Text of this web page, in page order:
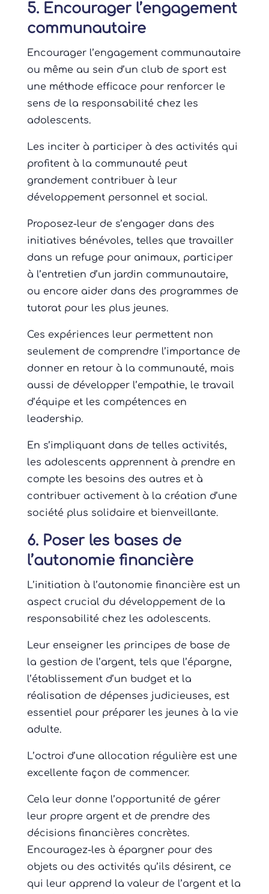
5. Encourager l’engagement
communautaire
Encourager l’engagement communautaire
ou même au sein d’un club de sport est
une méthode efficace pour renforcer le
sens de la responsabilité chez les
adolescents.
Les inciter à participer à des activités qui
profitent à la communauté peut
grandement contribuer à leur
développement personnel et social.
Proposez-leur de s’engager dans des
initiatives bénévoles, telles que travailler
dans un refuge pour animaux, participer
à l’entretien d’un jardin communautaire,
ou encore aider dans des programmes de
tutorat pour les plus jeunes.
Ces expériences leur permettent non
seulement de comprendre l’importance de
donner en retour à la communauté, mais
aussi de développer l’empathie, le travail
d’équipe et les compétences en
leadership.
En s’impliquant dans de telles activités,
les adolescents apprennent à prendre en
compte les besoins des autres et à
contribuer activement à la création d’une
société plus solidaire et bienveillante.
6. Poser les bases de
l’autonomie financière
L’initiation à l’autonomie financière est un
aspect crucial du développement de la
responsabilité chez les adolescents.
Leur enseigner les principes de base de
la gestion de l’argent, tels que l’épargne,
l’établissement d’un budget et la
réalisation de dépenses judicieuses, est
essentiel pour préparer les jeunes à la vie
adulte.
L’octroi d’une allocation régulière est une
excellente façon de commencer.
Cela leur donne l’opportunité de gérer
leur propre argent et de prendre des
décisions financières concrètes.
Encouragez-les à épargner pour des
objets ou des activités qu’ils désirent, ce
qui leur apprend la valeur de l’argent et la